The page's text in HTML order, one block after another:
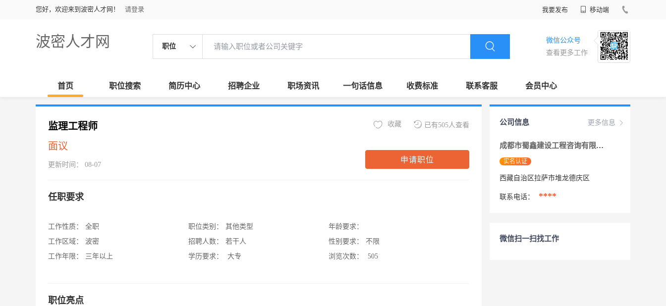
您好，欢迎来到波密人才网！ 请登录 我要发布 移动端
波密人才网 职位
微信公众号
查看更多工作
首页 职位搜索 简历中心 招聘企业 职场资讯 一句话信息 收费标准 联系客服 会员中心
监理工程师
面议
更新时间： 08-07
已有505人查看
收藏
申请职位
任职要求
工作性质：
全职
工作区域：
波密
工作年限：
三年以上
职位类别：
其他类型
招聘人数：
若干人
学历要求：
大专
年龄要求：
性别要求：
不限
浏览次数：
505
职位亮点
更多信息
公司信息
成都市蜀鑫建设工程咨询有限责任公司西藏分
实名认证
西藏自治区拉萨市堆龙德庆区
联系电话： ****
微信扫一扫找工作